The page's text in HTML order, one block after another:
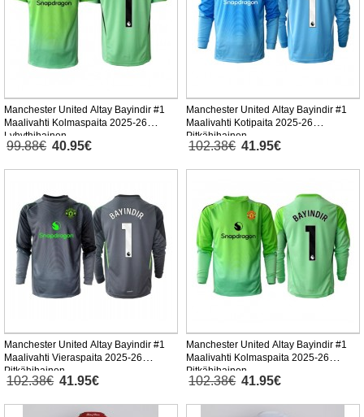
Manchester United Altay Bayindir #1
Maalivahti Kolmaspaita 2025-26
Lyhythihainen
99.88€ 40.95€
Manchester United Altay Bayindir #1
Maalivahti Kotipaita 2025-26
Pitkähihainen
102.38€ 41.95€
Manchester United Altay Bayindir #1
Maalivahti Vieraspaita 2025-26
Pitkähihainen
102.38€ 41.95€
Manchester United Altay Bayindir #1
Maalivahti Kolmaspaita 2025-26
Pitkähihainen
102.38€ 41.95€